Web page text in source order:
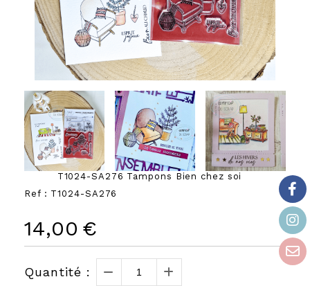
T1024-SA276 Tampons Bien chez soi
Ref : T1024-SA276
14,00 €
Quantité :